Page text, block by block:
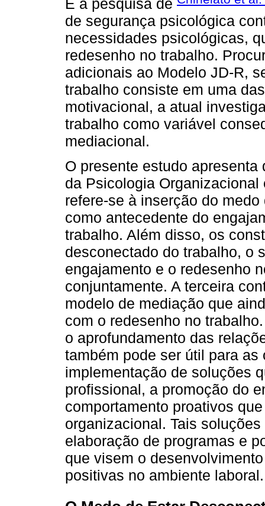
E a pesquisa de
de segurança psicológica
necessidades psicológicas,
redesenho no trabalho.
adicionais ao Modelo JD-R,
trabalho consiste em uma
motivacional, a atual
trabalho como variável
mediacional.
O presente estudo
da Psicologia
refere-se à inserção do
como antecedente do
trabalho. Além disso, os
desconectado do trabalho, o
engajamento e o redesenho
conjuntamente. A terceira
modelo de mediação que
com o redesenho no
o aprofundamento das
também pode ser útil para
implementação de soluções
profissional, a promoção do
comportamento proativos
organizacional. Tais
elaboração de programas e
que visem o
positivas no ambiente laboral.